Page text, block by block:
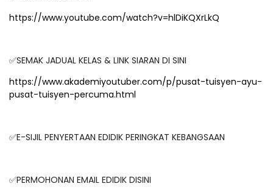
https://www.youtube.com/watch?v=hlDiKQXrLkQ
✅SEMAK JADUAL KELAS & LINK SIARAN DI SINI
https://www.akademiyoutuber.com/p/pusat-tuisyen-ayu-
pusat-tuisyen-percuma.html
✅E-SIJIL PENYERTAAN EDIDIK PERINGKAT KEBANGSAAN
✅PERMOHONAN EMAIL EDIDIK DISINI